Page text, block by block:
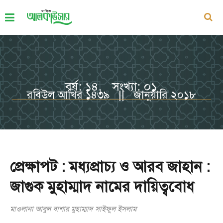
বর্ষ: ১৪, সংখ্যা: ০১
রবিউল আখির ১৪৩৯ || জানুয়ারি ২০১৮
প্রেক্ষাপট : মধ্যপ্রাচ্য ও আরব জাহান :
জাগুক মুহাম্মাদ নামের দায়িত্ববোধ
মাওলানা আবুল বাশার মুহাম্মাদ সাইফুল ইসলাম